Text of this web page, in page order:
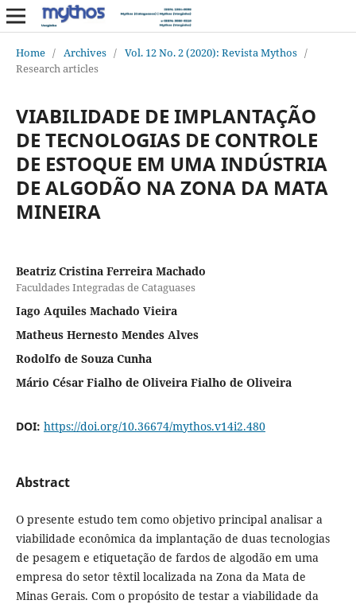
Home / Archives / Vol. 12 No. 2 (2020): Revista Mythos /
Research articles
VIABILIDADE DE IMPLANTAÇÃO
DE TECNOLOGIAS DE CONTROLE
DE ESTOQUE EM UMA INDÚSTRIA
DE ALGODÃO NA ZONA DA MATA
MINEIRA
Beatriz Cristina Ferreira Machado
Faculdades Integradas de Cataguases
Iago Aquiles Machado Vieira
Matheus Hernesto Mendes Alves
Rodolfo de Souza Cunha
Mário César Fialho de Oliveira Fialho de Oliveira
DOI: https://doi.org/10.36674/mythos.v14i2.480
Abstract
O presente estudo tem como objetivo principal analisar a
viabilidade econômica da implantação de duas tecnologias
de pesagem e etiquetação de fardos de algodão em uma
empresa do setor têxtil localizada na Zona da Mata de
Minas Gerais. Com o propósito de testar a viabilidade da